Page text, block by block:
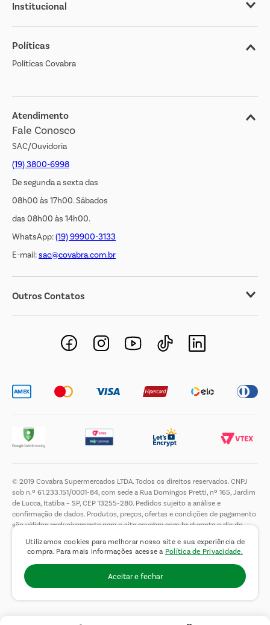
Utilizamos cookies para melhorar nosso site e sua experiência de
compra. Para mais informações acesse a Política de Privacidade.
Aceitar e fechar
Institucional
Sobre o Covabra
Nossas Lojas
Cliente Bem Estar
Jornal de Ofertas
Transparência Salarial
Políticas
Políticas Covabra
Atendimento
Fale Conosco
SAC/Ouvidoria
(19) 3800-6998
De segunda a sexta das
08h00 às 17h00. Sábados
das 08h00 às 14h00.
WhatsApp:(19) 99900-3133
E-mail:sac@covabra.com.br
Outros Contatos
Negócios Imobiliários
Novos Fornecedores
© 2019 Covabra Supermercados LTDA. Todos os direitos reservados. CNPJ
sob n.º 61.233.151/0001-84, com sede a Rua Domingos Pretti, nº 165, Jardim
de Lucca, Itatiba – SP, CEP 13255-280. Pedidos sujeito a análise e
confirmação de dados. Produtos, preços, ofertas e condições de pagamento
são válidos exclusivamente para o site covabra.com.br durante o dia de
de limitar a quantidade máxima de produtos por compra por cliente. Não
vendemos no atacado. Fotos meramente ilustrativas.É proibida a venda e a
entrega de bebidas alcoólicas a menores de 18 (dezoito) anos, conforme Lei
n.° 8069/90, art. 81, inciso II (Estatuto da Criança e do Adolescente).